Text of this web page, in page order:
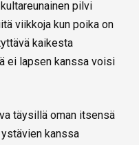
pilvi
viikkoja kun poika on
kaikesta
ei lapsen kanssa voisi
täysillä oman itsensä
kanssa